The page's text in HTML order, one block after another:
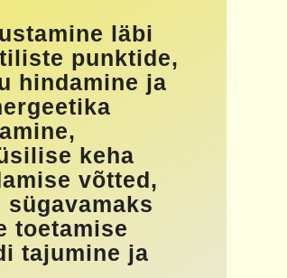
läbi
punktide,
hindamine ja
keha
võtted,
toetamise
tajumine ja